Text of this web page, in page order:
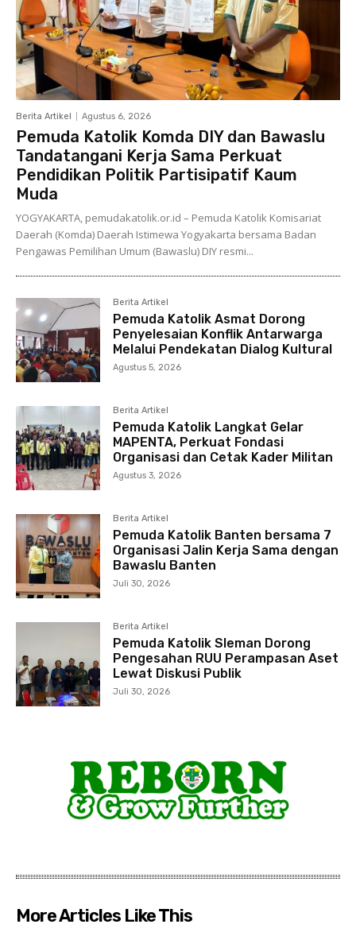
Berita Artikel Agustus 6, 2026
Pemuda Katolik Komda DIY dan Bawaslu
Tandatangani Kerja Sama Perkuat
Pendidikan Politik Partisipatif Kaum
Muda
YOGYAKARTA, pemudakatolik.or.id – Pemuda Katolik Komisariat
Daerah (Komda) Daerah Istimewa Yogyakarta bersama Badan
Pengawas Pemilihan Umum (Bawaslu) DIY resmi...
Berita Artikel
Pemuda Katolik Asmat Dorong
Penyelesaian Konflik Antarwarga
Melalui Pendekatan Dialog Kultural
Agustus 5, 2026
Berita Artikel
Pemuda Katolik Langkat Gelar
MAPENTA, Perkuat Fondasi
Organisasi dan Cetak Kader Militan
Agustus 3, 2026
Berita Artikel
Pemuda Katolik Banten bersama 7
Organisasi Jalin Kerja Sama dengan
Bawaslu Banten
Juli 30, 2026
Berita Artikel
Pemuda Katolik Sleman Dorong
Pengesahan RUU Perampasan Aset
Lewat Diskusi Publik
Juli 30, 2026
More Articles Like This